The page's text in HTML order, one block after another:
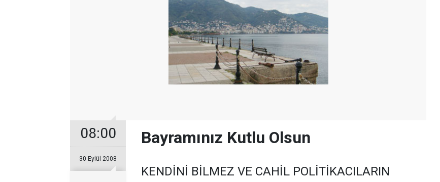
08:00
30 Eylül 2008
Bayramınız Kutlu Olsun
KENDİNİ BİLMEZ VE CAHİL POLİTİKACILARIN